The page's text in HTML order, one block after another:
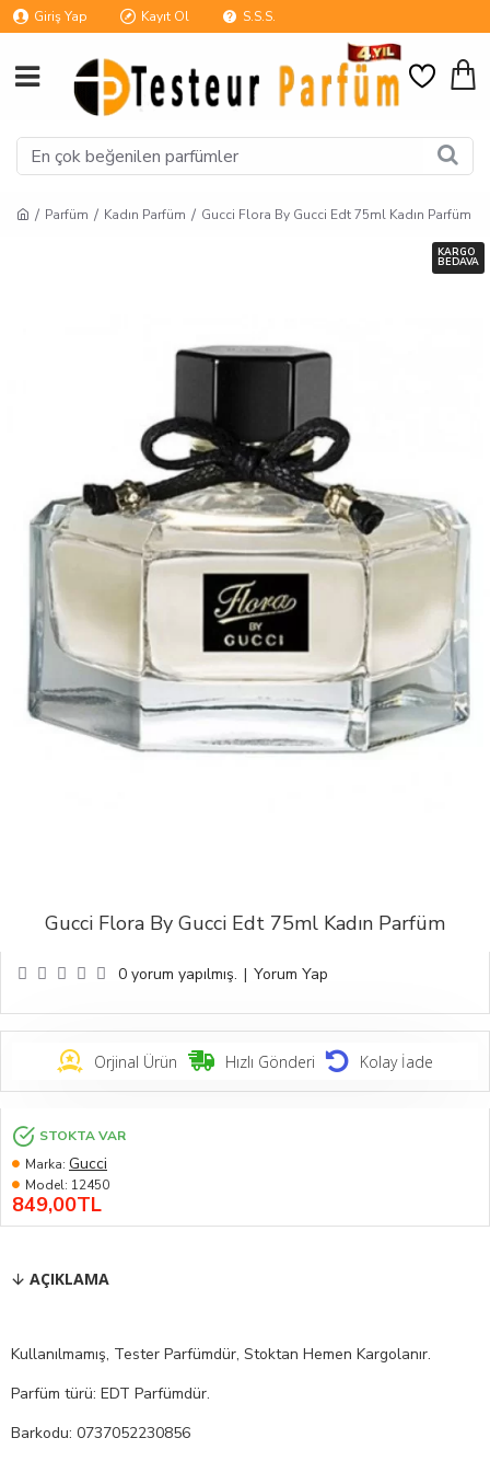
Giriş Yap Kayıt Ol S.S.S.
Parfüm Kadın Parfüm Gucci Flora By Gucci Edt 75ml Kadın Parfüm
KARGO
BEDAVA
Gucci Flora By Gucci Edt 75ml Kadın Parfüm
Orjinal Ürün Hızlı Gönderi Kolay İade
0 yorum yapılmış. | Yorum Yap
849,00TL
STOKTA VAR
Marka: Gucci
Model: 12450
AÇIKLAMA
Kullanılmamış, Tester Parfümdür, Stoktan Hemen Kargolanır.
Parfüm türü: EDT Parfümdür.
Barkodu: 0737052230856